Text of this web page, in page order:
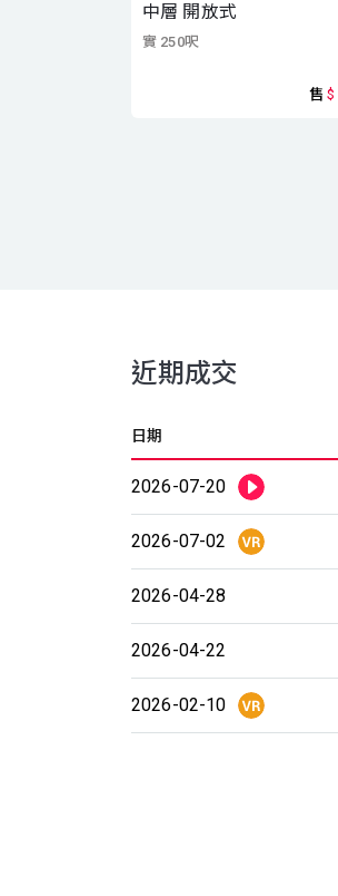
中層 開放式
實 250呎
售 $
近期成交
日期
2026-07-20
2026-07-02
2026-04-28
2026-04-22
2026-02-10